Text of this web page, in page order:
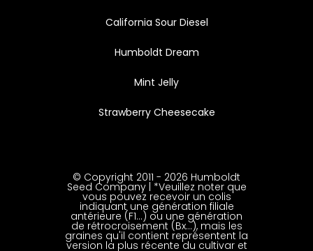
California Sour Diesel
Humboldt Dream
Mint Jelly
Strawberry Cheesecake
© Copyright 2011 - 2026 Humboldt
Seed Company | *Veuillez noter que
vous pouvez recevoir un colis
indiquant une génération filiale
antérieure (F1…) ou une génération
de rétrocroisement (Bx…), mais les
graines qu'il contient représentent la
version la plus récente du cultivar et